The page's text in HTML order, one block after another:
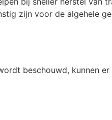
zijn voor de algehele
beschouwd, kunnen